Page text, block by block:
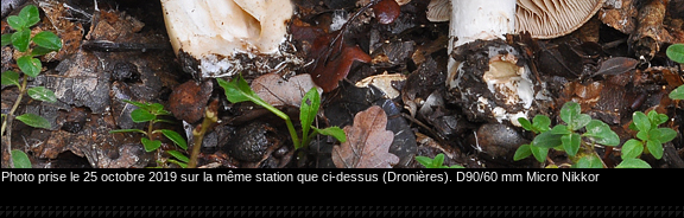
Photo prise le 25 octobre 2019 sur la même station que ci-dessus (Dronières). D90/60 mm Micro Nikkor